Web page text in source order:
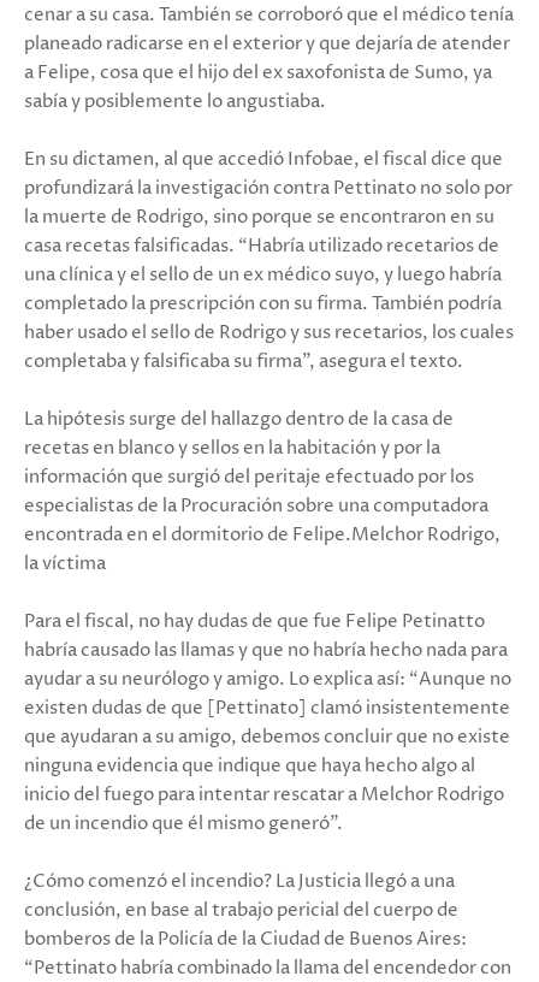
cenar a su casa. También se corroboró que el médico tenía
planeado radicarse en el exterior y que dejaría de atender
a Felipe, cosa que el hijo del ex saxofonista de Sumo, ya
sabía y posiblemente lo angustiaba.
En su dictamen, al que accedió Infobae, el fiscal dice que
profundizará la investigación contra Pettinato no solo por
la muerte de Rodrigo, sino porque se encontraron en su
casa recetas falsificadas. “Habría utilizado recetarios de
una clínica y el sello de un ex médico suyo, y luego habría
completado la prescripción con su firma. También podría
haber usado el sello de Rodrigo y sus recetarios, los cuales
completaba y falsificaba su firma”, asegura el texto.
La hipótesis surge del hallazgo dentro de la casa de
recetas en blanco y sellos en la habitación y por la
información que surgió del peritaje efectuado por los
especialistas de la Procuración sobre una computadora
encontrada en el dormitorio de Felipe.Melchor Rodrigo,
la víctima
Para el fiscal, no hay dudas de que fue Felipe Petinatto
habría causado las llamas y que no habría hecho nada para
ayudar a su neurólogo y amigo. Lo explica así: “Aunque no
existen dudas de que [Pettinato] clamó insistentemente
que ayudaran a su amigo, debemos concluir que no existe
ninguna evidencia que indique que haya hecho algo al
inicio del fuego para intentar rescatar a Melchor Rodrigo
de un incendio que él mismo generó”.
¿Cómo comenzó el incendio? La Justicia llegó a una
conclusión, en base al trabajo pericial del cuerpo de
bomberos de la Policía de la Ciudad de Buenos Aires:
“Pettinato habría combinado la llama del encendedor con